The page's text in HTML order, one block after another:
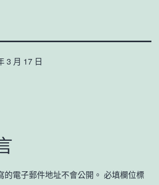
3 月 17 日
的電子郵件地址不會公開。 必填欄位標